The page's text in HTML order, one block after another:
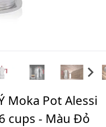
Moka Pot Alessi
cups - Màu Đỏ